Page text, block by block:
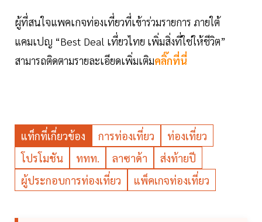
ผู้ที่สนใจแพคเกจท่องเที่ยวที่เข้าร่วมรายการ ภายใต้
แคมเปญ “Best Deal เที่ยวไทย เพิ่มสิ่งที่ใช่ให้ชีวิต”
สามารถติดตามรายละเอียดเพิ่มเติมคลิ๊กที่นี่
แท็กที่เกี่ยวข้อง การท่องเที่ยว
ท่องเที่ยว
โปรโมชัน
ททท. ลาซาด้า
ส่งท้ายปี
ผู้ประกอบการท่องเที่ยว
แพ็คเกจท่องเที่ยว